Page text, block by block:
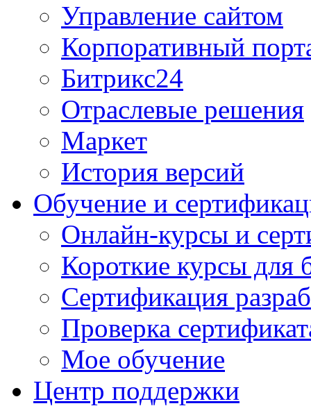
Управление сайтом
Корпоративный
Битрикс24
Отраслевые решения
Маркет
История версий
Обучение и
Онлайн-курсы и
Короткие курсы для
Сертификация
Проверка
Мое обучение
Центр поддержки